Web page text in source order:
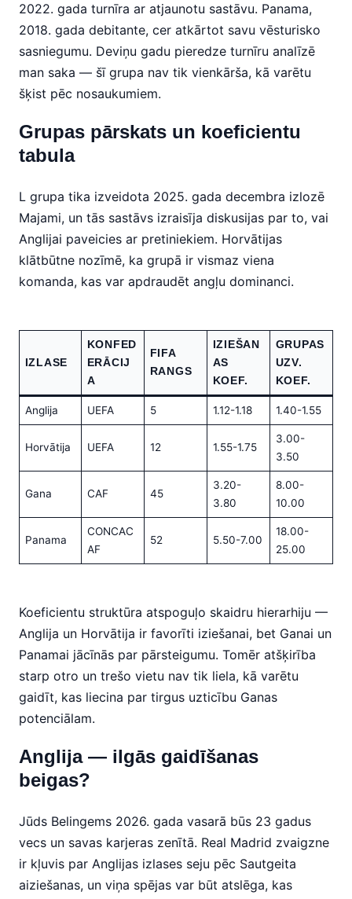
2022. gada turnīra ar atjaunotu sastāvu. Panama,
2018. gada debitante, cer atkārtot savu vēsturisko
sasniegumu. Deviņu gadu pieredze turnīru analīzē
man saka — šī grupa nav tik vienkārša, kā varētu
šķist pēc nosaukumiem.
Grupas pārskats un koeficientu
tabula
L grupa tika izveidota 2025. gada decembra izlozē
Majami, un tās sastāvs izraisīja diskusijas par to, vai
Anglijai paveicies ar pretiniekiem. Horvātijas
klātbūtne nozīmē, ka grupā ir vismaz viena
komanda, kas var apdraudēt angļu dominanci.
IZLASE
KONFED
ERĀCIJ
A
FIFA
RANGS
IZIEŠAN
AS
KOEF.
GRUPAS
UZV.
KOEF.
Anglija UEFA 5 1.12-1.18 1.40-1.55
Horvātija UEFA 12 1.55-1.75
3.00-
3.50
Gana CAF 45
3.20-
3.80
8.00-
10.00
Panama
CONCAC
AF
52 5.50-7.00
18.00-
25.00
Koeficientu struktūra atspoguļo skaidru hierarhiju —
Anglija un Horvātija ir favorīti iziešanai, bet Ganai un
Panamai jācīnās par pārsteigumu. Tomēr atšķirība
starp otro un trešo vietu nav tik liela, kā varētu
gaidīt, kas liecina par tirgus uzticību Ganas
potenciālam.
Anglija — ilgās gaidīšanas
beigas?
Jūds Belingems 2026. gada vasarā būs 23 gadus
vecs un savas karjeras zenītā. Real Madrid zvaigzne
ir kļuvis par Anglijas izlases seju pēc Sautgeita
aiziešanas, un viņa spējas var būt atslēga, kas